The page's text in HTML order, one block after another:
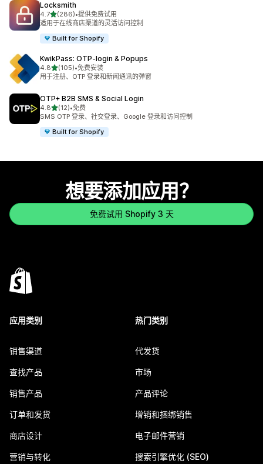
Locksmith
4.7星（满分 5 星）
(286)
总共 286 条评论
•提供免费试用
适用于在线商店渠道的灵活访问控制
Built for Shopify
KwikPass: OTP‑login & Popups
4.8星（满分 5 星）
(105)
总共 105 条评论
•免费安装
用于注册、OTP 登录和新闻通讯的弹窗
OTP+ B2B SMS & Social Login
4.8星（满分 5 星）
(12)
总共 12 条评论
•免费
SMS OTP 登录、社交登录、Google 登录和访问控制
Built for Shopify
想要添加应用？
免费试用 Shopify 3 天
应用类别
销售渠道
查找产品
销售产品
订单和发货
商店设计
营销与转化
热门类别
代发货
市场
产品评论
增销和捆绑销售
电子邮件营销
搜索引擎优化 (SEO)